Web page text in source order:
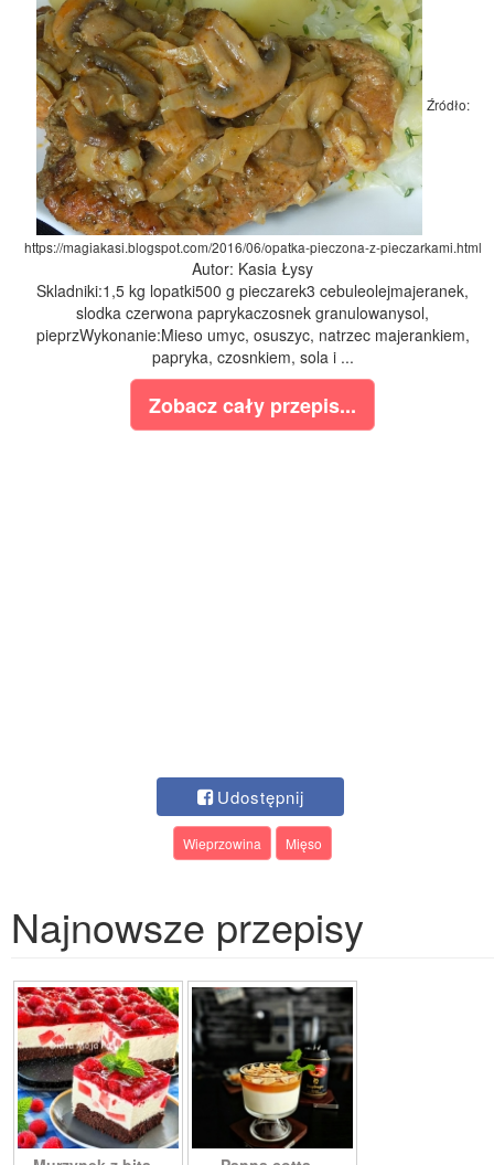
Źródło:
https://magiakasi.blogspot.com/2016/06/opatka-pieczona-z-pieczarkami.html
Autor: Kasia Łysy
Skladniki:1,5 kg lopatki500 g pieczarek3 cebuleolejmajeranek,
slodka czerwona paprykaczosnek granulowanysol,
pieprzWykonanie:Mieso umyc, osuszyc, natrzec majerankiem,
papryka, czosnkiem, sola i ...
Zobacz cały przepis...
Udostępnij
Wieprzowina Mięso
Najnowsze przepisy